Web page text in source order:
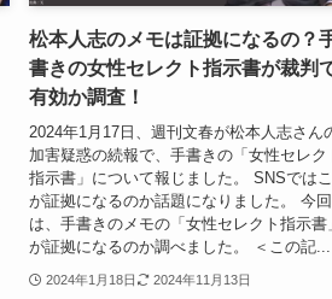
松本人志のメモは証拠になるの？
書きの女性セレクト指示書が裁判
有効か調査！
2024年1月17日、週刊文春が松本人志さん
加害疑惑の続報で、手書きの「女性セレク
指示書」について報じました。 SNSでは
が証拠になるのか話題になりました。 今回
は、手書きのメモの「女性セレクト指示書
が証拠になるのか調べました。 ＜この記...
2024年1月18日 2024年11月13日